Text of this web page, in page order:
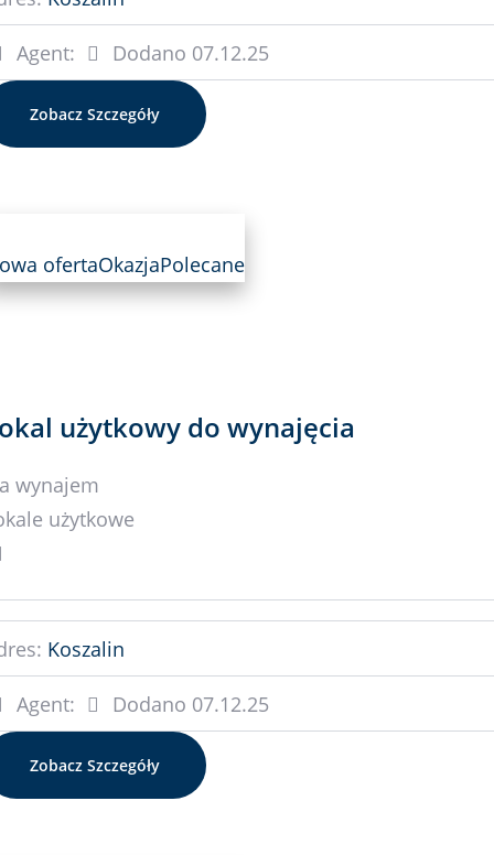
Agent: Dodano 07.12.25
Zobacz Szczegóły
ofertaOkazjaPolecane
użytkowy do wynajęcia
wynajem
użytkowe
Koszalin
Agent: Dodano 07.12.25
Zobacz Szczegóły